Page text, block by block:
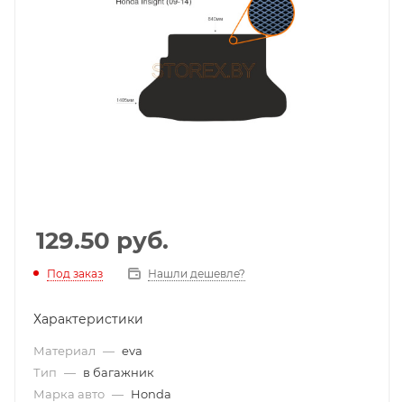
129.50 руб.
Под заказ Нашли дешевле?
Характеристики
Материал — eva
Тип — в багажник
Марка авто — Honda